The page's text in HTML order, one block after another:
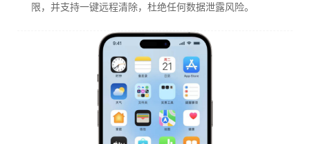
限，并支持一键远程清除，杜绝任何数据泄露风险。